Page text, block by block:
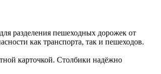
разделения пешеходных дорожек от
как транспорта, так и пешеходов.
карточкой. Столбики надёжно